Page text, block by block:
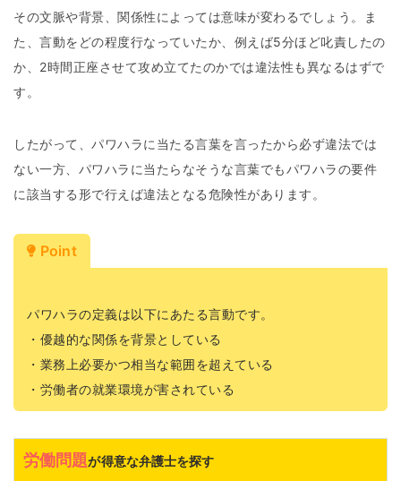
その文脈や背景、関係性によっては意味が変わるでしょう。ま
た、言動をどの程度行なっていたか、例えば5分ほど叱責したの
か、2時間正座させて攻め立てたのかでは違法性も異なるはずで
す。
したがって、パワハラに当たる言葉を言ったから必ず違法では
ない一方、パワハラに当たらなそうな言葉でもパワハラの要件
に該当する形で行えば違法となる危険性があります。
Point
パワハラの定義は以下にあたる言動です。
・優越的な関係を背景としている
・業務上必要かつ相当な範囲を超えている
・労働者の就業環境が害されている
労働問題が得意な弁護士を探す